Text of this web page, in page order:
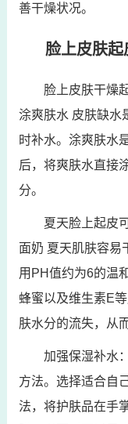
善干燥状况。
脸上皮肤起
脸上皮肤干燥
涂爽肤水 皮肤缺水
时补水。涂爽肤水
后，将爽肤水直接
分。
夏天脸上起皮
面奶 夏天肌肤容易
用PH值约为6的温
蜂蜜以及维生素E
肤水分的流失，从
加强保湿补水
方法。选择适合自
法，将护肤品在手